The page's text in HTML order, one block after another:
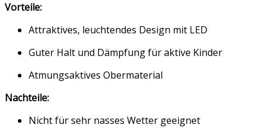
Vorteile:
Attraktives, leuchtendes Design mit LED
Guter Halt und Dämpfung für aktive Kinder
Atmungsaktives Obermaterial
Nachteile:
Nicht für sehr nasses Wetter geeignet